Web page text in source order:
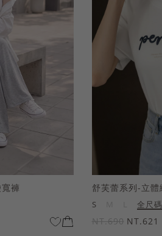
褲 舒芙蕾系列-立體
S 全尺碼
NT.690 NT.621